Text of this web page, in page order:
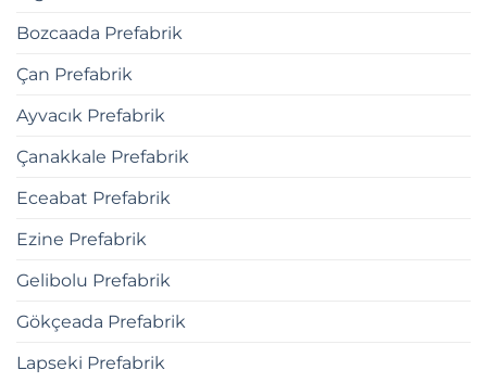
Bozcaada Prefabrik
Çan Prefabrik
Ayvacık Prefabrik
Çanakkale Prefabrik
Eceabat Prefabrik
Ezine Prefabrik
Gelibolu Prefabrik
Gökçeada Prefabrik
Lapseki Prefabrik